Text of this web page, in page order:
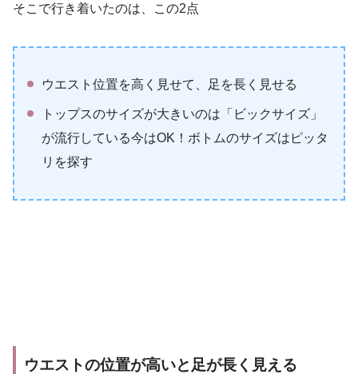
そこで行き着いたのは、この2点
ウエスト位置を高く見せて、足を長く見せる
トップスのサイズが大きいのは「ビックサイズ」
が流行している今はOK！ボトムのサイズはピッタ
リを探す
ウエストの位置が高いと足が長く見える